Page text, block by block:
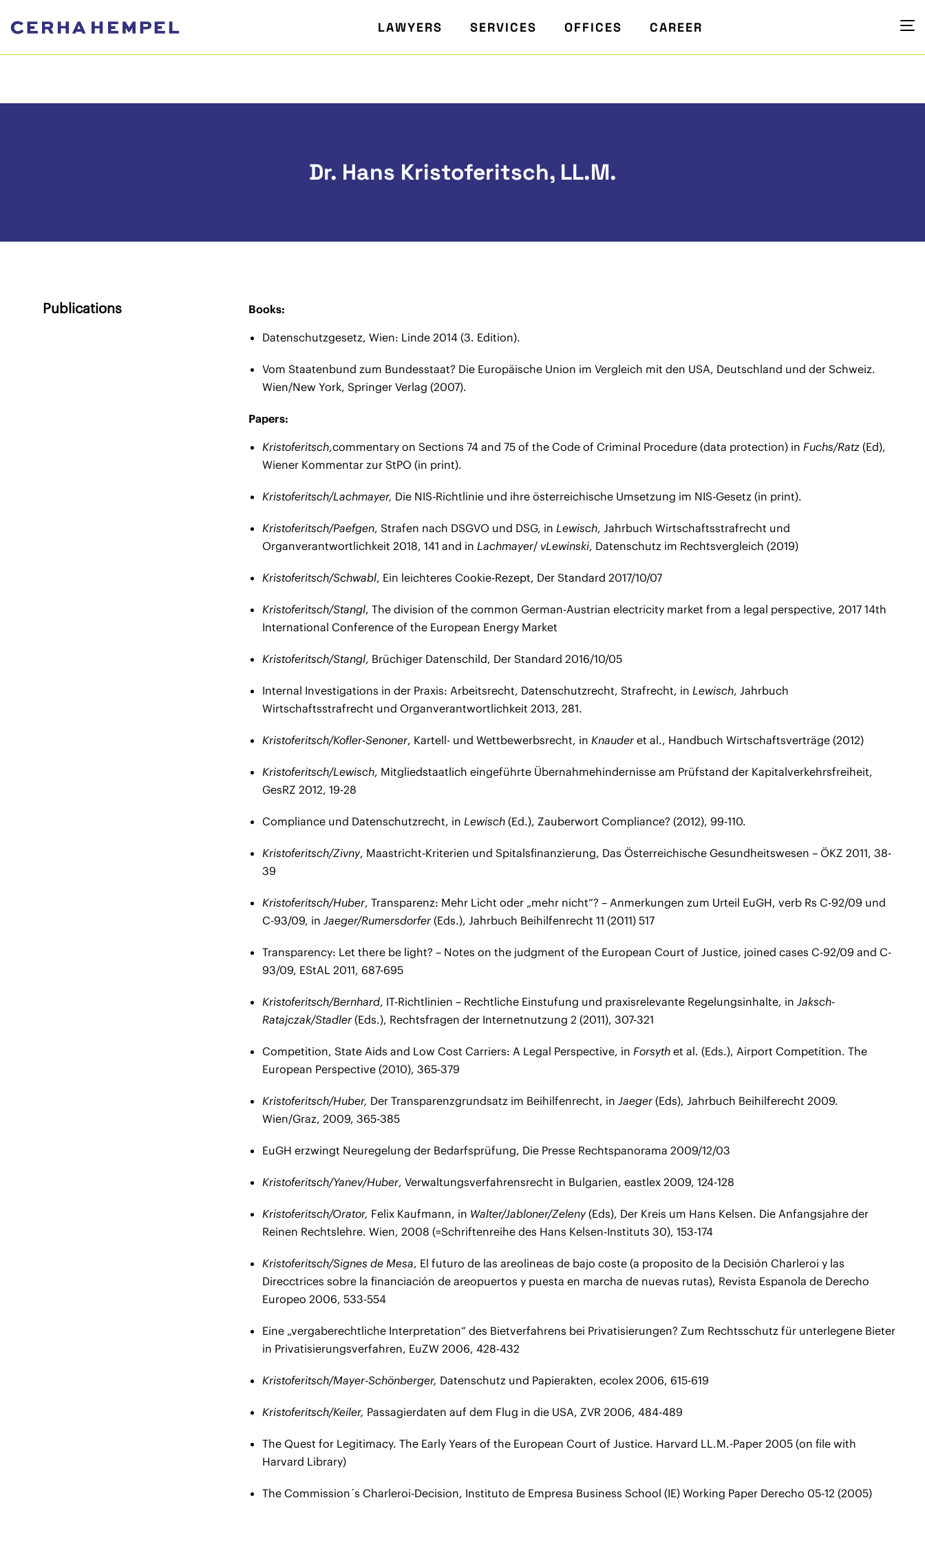
LAWYERS SERVICES OFFICES CAREER
Dr. Hans Kristoferitsch, LL.M.
Publications Books:
Datenschutzgesetz, Wien: Linde 2014 (3. Edition).
Vom Staatenbund zum Bundesstaat? Die Europäische Union im Vergleich mit den USA, Deutschland und der Schweiz.
Wien/New York, Springer Verlag (2007).
Papers:
Kristoferitsch,commentary on Sections 74 and 75 of the Code of Criminal Procedure (data protection) in Fuchs/Ratz (Ed),
Wiener Kommentar zur StPO (in print).
Kristoferitsch/Lachmayer, Die NIS-Richtlinie und ihre österreichische Umsetzung im NIS-Gesetz (in print).
Kristoferitsch/Paefgen, Strafen nach DSGVO und DSG, in Lewisch, Jahrbuch Wirtschaftsstrafrecht und
Organverantwortlichkeit 2018, 141 and in Lachmayer/ vLewinski, Datenschutz im Rechtsvergleich (2019)
Kristoferitsch/Schwabl, Ein leichteres Cookie-Rezept, Der Standard 2017/10/07
Kristoferitsch/Stangl, The division of the common German-Austrian electricity market from a legal perspective, 2017 14th
International Conference of the European Energy Market
Kristoferitsch/Stangl, Brüchiger Datenschild, Der Standard 2016/10/05
Internal Investigations in der Praxis: Arbeitsrecht, Datenschutzrecht, Strafrecht, in Lewisch, Jahrbuch
Wirtschaftsstrafrecht und Organverantwortlichkeit 2013, 281.
Kristoferitsch/Kofler-Senoner, Kartell- und Wettbewerbsrecht, in Knauder et al., Handbuch Wirtschaftsverträge (2012)
Kristoferitsch/Lewisch, Mitgliedstaatlich eingeführte Übernahmehindernisse am Prüfstand der Kapitalverkehrsfreiheit,
GesRZ 2012, 19-28
Compliance und Datenschutzrecht, in Lewisch (Ed.), Zauberwort Compliance? (2012), 99-110.
Kristoferitsch/Zivny, Maastricht-Kriterien und Spitalsfinanzierung, Das Österreichische Gesundheitswesen – ÖKZ 2011, 38-
39
Kristoferitsch/Huber, Transparenz: Mehr Licht oder „mehr nicht“? – Anmerkungen zum Urteil EuGH, verb Rs C-92/09 und
C-93/09, in Jaeger/Rumersdorfer (Eds.), Jahrbuch Beihilfenrecht 11 (2011) 517
Transparency: Let there be light? – Notes on the judgment of the European Court of Justice, joined cases C-92/09 and C-
93/09, EStAL 2011, 687-695
Kristoferitsch/Bernhard, IT-Richtlinien – Rechtliche Einstufung und praxisrelevante Regelungsinhalte, in Jaksch-
Ratajczak/Stadler (Eds.), Rechtsfragen der Internetnutzung 2 (2011), 307-321
Competition, State Aids and Low Cost Carriers: A Legal Perspective, in Forsyth et al. (Eds.), Airport Competition. The
European Perspective (2010), 365-379
Kristoferitsch/Huber, Der Transparenzgrundsatz im Beihilfenrecht, in Jaeger (Eds), Jahrbuch Beihilferecht 2009.
Wien/Graz, 2009, 365-385
EuGH erzwingt Neuregelung der Bedarfsprüfung, Die Presse Rechtspanorama 2009/12/03
Kristoferitsch/Yanev/Huber, Verwaltungsverfahrensrecht in Bulgarien, eastlex 2009, 124-128
Kristoferitsch/Orator, Felix Kaufmann, in Walter/Jabloner/Zeleny(Eds), Der Kreis um Hans Kelsen. Die Anfangsjahre der
Reinen Rechtslehre. Wien, 2008 (=Schriftenreihe des Hans Kelsen-Instituts 30), 153-174
Kristoferitsch/Signes de Mesa, El futuro de las areolineas de bajo coste (a proposito de la Decisión Charleroi y las
Direcctrices sobre la financiación de areopuertos y puesta en marcha de nuevas rutas), Revista Espanola de Derecho
Europeo 2006, 533-554
Eine „vergaberechtliche Interpretation“ des Bietverfahrens bei Privatisierungen? Zum Rechtsschutz für unterlegene Bieter
in Privatisierungsverfahren, EuZW 2006, 428-432
Kristoferitsch/Mayer-Schönberger, Datenschutz und Papierakten, ecolex 2006, 615-619
Kristoferitsch/Keiler, Passagierdaten auf dem Flug in die USA, ZVR 2006, 484-489
The Quest for Legitimacy. The Early Years of the European Court of Justice. Harvard LL.M.-Paper 2005 (on file with
Harvard Library)
The Commission´s Charleroi-Decision, Instituto de Empresa Business School (IE) Working Paper Derecho 05-12 (2005)